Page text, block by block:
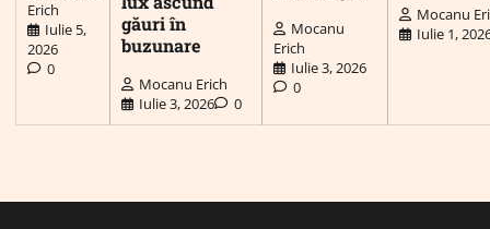
Erich
Iulie 5,
2026
0
găuri în
buzunare
Mocanu Erich
Iulie 3, 2026
0
Mocanu
Erich
Iulie 3, 2026
0
Mocanu
Iulie 1,